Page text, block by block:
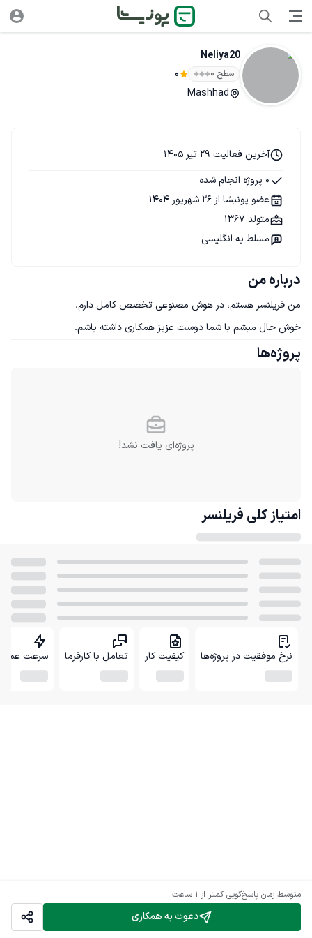
Neliya20
سطح ۰ 0
Mashhad
دعوت به همکاری
متوسط زمان پاسخ‌گویی کمتر از 1 ساعت
درباره من
خوش حال میشم با شما دوست عزیز همکاری داشته باشم.
آخرین فعالیت 29 تیر 1405
0 پروژه انجام شده
عضو پونیشا از 26 شهریور 1404
متولد 1367
مسلط به انگلیسی
پروژه‌ها
پروژه‌ای یافت نشد!
امتیاز کلی فریلنسر
نرخ موفقیت در پروژه‌ها کیفیت کار تعامل با کارفرما سرعت عمل